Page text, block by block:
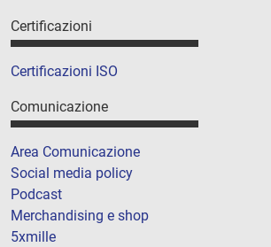
Certificazioni
Certificazioni ISO
Comunicazione
Area Comunicazione
Social media policy
Podcast
Merchandising e shop
5xmille